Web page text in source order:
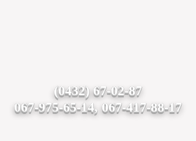
(0432) 67-02-87
067-975-65-14, 067-417-88-17